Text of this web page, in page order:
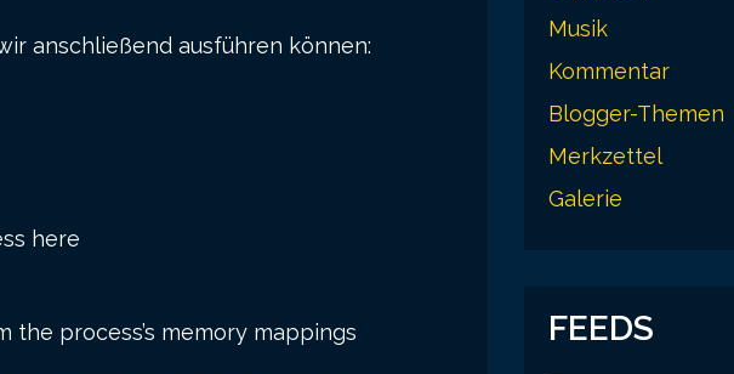
anschließend ausführen können:
here
process’s memory mappings
Musik
Kommentar
Blogger-Themen
Merkzettel
Galerie
FEEDS